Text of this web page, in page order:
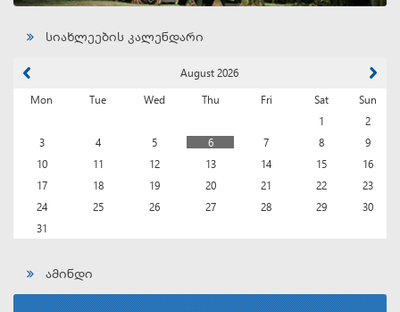
სიახლეების კალენდარი
August 2026
Mon
Tue Wed Thu Fri Sat
Sun
1
2
3
4 5 6 7 8
9
10
11 12 13 14 15
16
17
18 19 20 21 22
23
24
25 26 27 28 29
30
31
ამინდი